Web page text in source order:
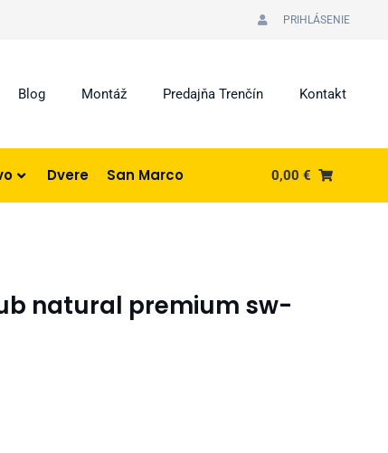
PRIHLÁSENIE
Blog Montáž Predajňa Trenčín Kontakt
Dvere San Marco 0,00€
natural premium sw-